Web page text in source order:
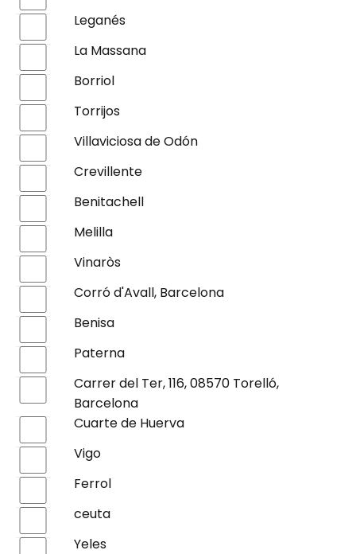
Leganés
La Massana
Borriol
Torrijos
Villaviciosa de Odón
Crevillente
Benitachell
Melilla
Vinaròs
Corró d'Avall, Barcelona
Benisa
Paterna
Carrer del Ter, 116, 08570 Torelló,
Barcelona
Cuarte de Huerva
Vigo
Ferrol
ceuta
Yeles